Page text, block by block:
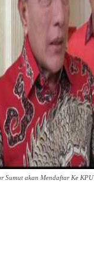
Sumut akan Mendaftar Ke KPU